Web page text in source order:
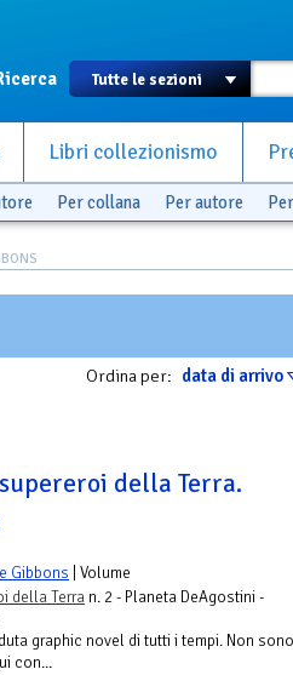
Libri collezionismo
Per collana Per autore
Ordina per: data di arrivo
della Terra.
Gibbons | Volume
della Terra n. 2 - Planeta DeAgostini -
graphic novel di tutti i tempi. Non
con...